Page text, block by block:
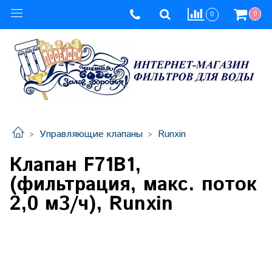
0 0
Управляющие клапаны Runxin
Клапан F71В1,
(фильтрация, макс. поток
2,0 м3/ч), Runxin